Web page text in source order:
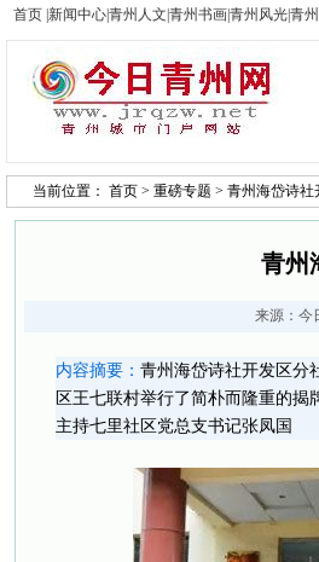
首页 新闻中心青州人文 青州书画青州风光青
当前位置： 首页 > 重磅专题 > 青州海岱诗社
青州
来源： 今
内容摘要： 青州海岱诗社开发区分
区王七联村举行了简朴而隆重的
主持七里社区党总支书记张凤国